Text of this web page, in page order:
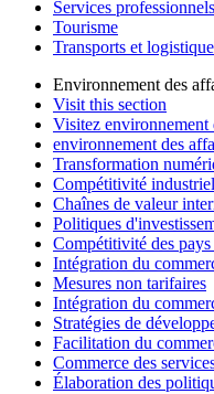
Services professionnels
Tourisme
Transports et logistique
Environnement des
Visit this section
Visitez environnement
environnement des
Transformation
Compétitivité
Chaînes de valeur
Politiques
Compétitivité des
Intégration du
Mesures non tarifaires
Intégration du
Stratégies de
Facilitation du
Commerce des
Élaboration des